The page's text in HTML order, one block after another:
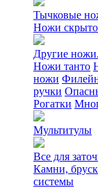
Тычковые
Ножи
Другие
Ножи танто
ножи
ручки
Рогатки
Мультитулы
Все для
Камни,
системы